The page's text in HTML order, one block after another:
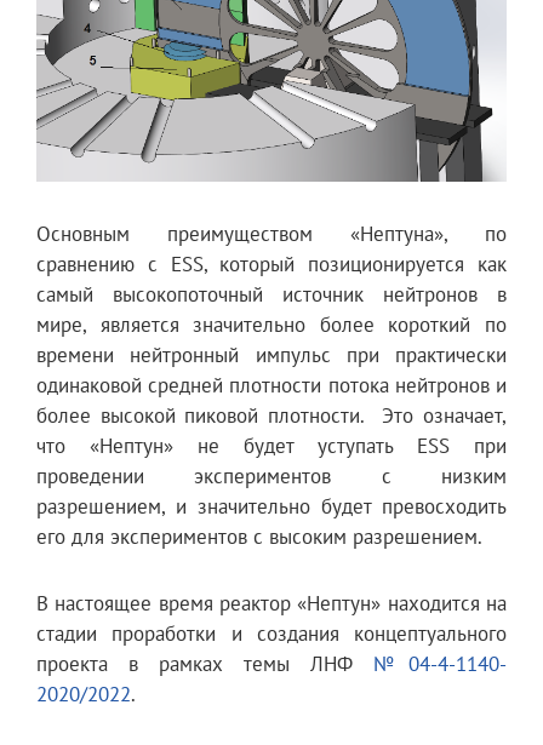
Основным преимуществом «Нептуна», по
сравнению с ESS, который позиционируется как
самый высокопоточный источник нейтронов в
мире, является значительно более короткий по
времени нейтронный импульс при практически
одинаковой средней плотности потока нейтронов и
более высокой пиковой плотности. Это означает,
что «Нептун» не будет уступать ESS при
проведении экспериментов с низким
разрешением, и значительно будет превосходить
его для экспериментов с высоким разрешением.
В настоящее время реактор «Нептун» находится на
стадии проработки и создания концептуального
проекта в рамках темы ЛНФ №04-4-1140-
2020/2022.